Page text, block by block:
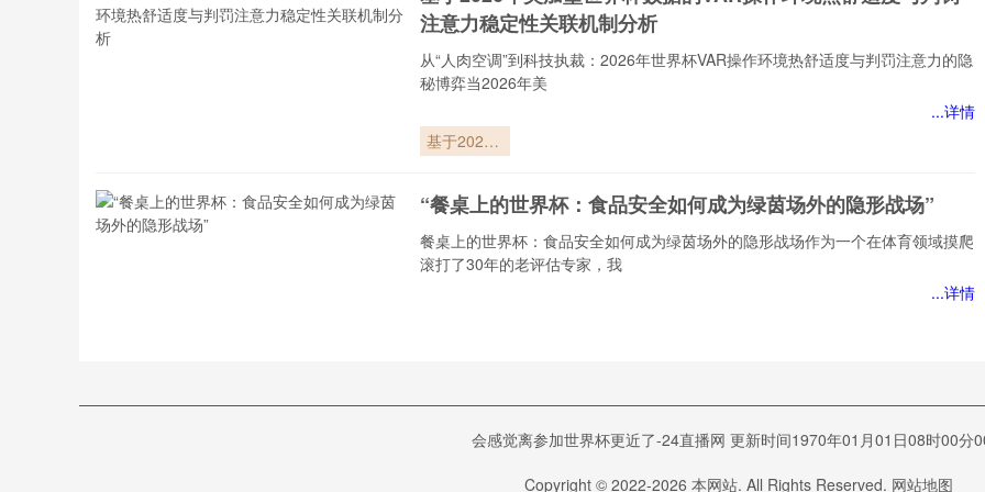
密码”**
注意力稳定性关联机制分析
从“人肉空调”到科技执裁：2026年世界杯VAR操作环境热舒适度与判罚注意力的隐
秘博弈当2026年美
...详情
基于2026
VAR操作环
境热舒适度
与判罚注意
力稳定性关
“餐桌上的世界杯：食品安全如何成为绿茵场外的隐形战场”
餐桌上的世界杯：食品安全如何成为绿茵场外的隐形战场作为一个在体育领域摸爬
滚打了30年的老评估专家，我
...详情
外的隐形战
“南美十强死斗局：六路搏杀，一线生机”
南美十强死斗局：六路搏杀，一线生机作为一名从事体育评估工作三十年的老观察
者，我见过太多赛场上令人心碎
会感觉离参加世界杯更近了-24直播网 更新时间1970年01月01日08时00分
Copyright © 2022-2026 本网站. All Rights Reserved. 网站地图